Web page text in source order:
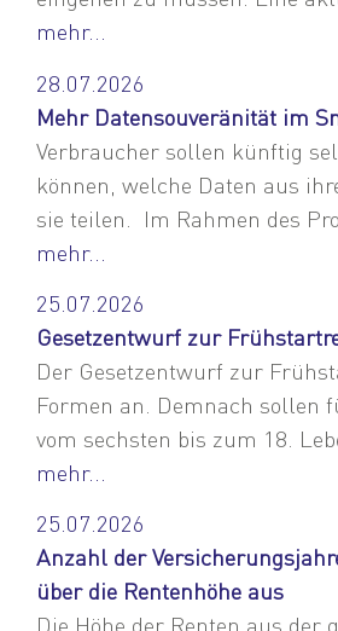
mehr...
28.07.2026
Mehr Datensouveränität im
Verbraucher sollen künftig
können, welche Daten aus
sie teilen. Im Rahmen des
mehr...
25.07.2026
Gesetzentwurf zur
Der Gesetzentwurf zur
Formen an. Demnach sollen
vom sechsten bis zum 18.
mehr...
25.07.2026
Anzahl der
über die Rentenhöhe aus
Die Höhe der Renten aus der